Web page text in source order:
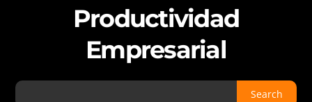
Productividad
Empresarial